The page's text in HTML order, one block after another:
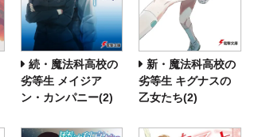
続・魔法科高校の
劣等生 メイジア
ン・カンパニー(2)
新・魔法科高校の
劣等生 キグナスの
乙女たち(2)